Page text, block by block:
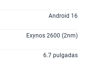
Android 16
Exynos 2600 (2nm)
6.7 pulgadas